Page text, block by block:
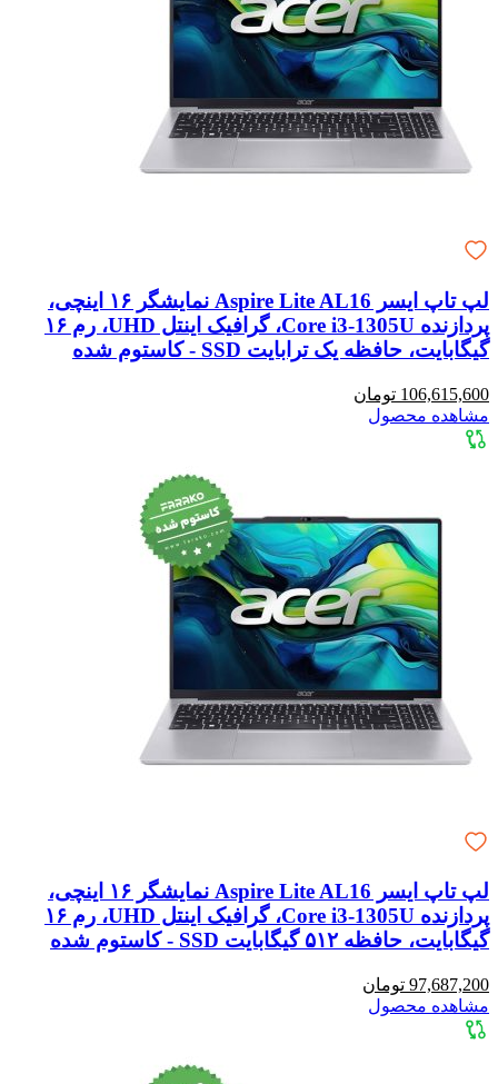
لپ تاپ ایسر Aspire Lite AL16 نمایشگر ۱۶ اینچی،
پردازنده Core i3-1305U، گرافیک اینتل UHD، رم ۱۶
گیگابایت، حافظه یک ترابایت SSD - کاستوم شده
106,615,600 تومان
مشاهده محصول
لپ تاپ ایسر Aspire Lite AL16 نمایشگر ۱۶ اینچی،
پردازنده Core i3-1305U، گرافیک اینتل UHD، رم ۱۶
گیگابایت، حافظه ۵۱۲ گیگابایت SSD - کاستوم شده
97,687,200 تومان
مشاهده محصول